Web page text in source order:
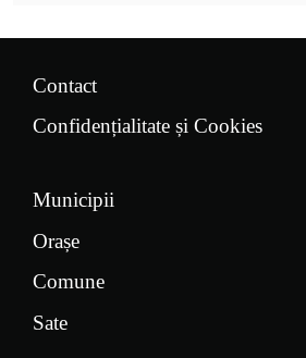
Contact
Confidențialitate și Cookies
Municipii
Orașe
Comune
Sate